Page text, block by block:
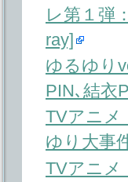
レ第１弾
ray]
ゆるゆり
PIN､結衣
TVアニメ
ゆり大事
TVアニメ